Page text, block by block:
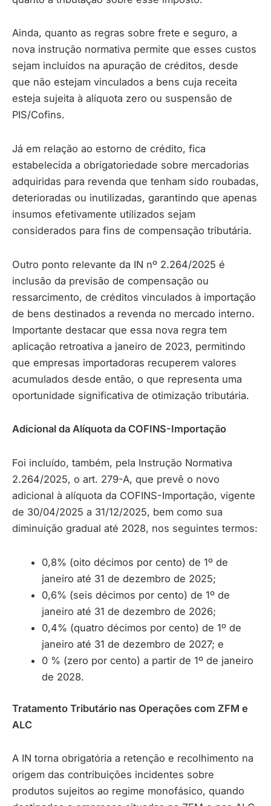
Ainda, quanto as regras sobre frete e seguro, a
nova instrução normativa permite que esses custos
sejam incluídos na apuração de créditos, desde
que não estejam vinculados a bens cuja receita
esteja sujeita à alíquota zero ou suspensão de
PIS/Cofins.
Já em relação ao estorno de crédito, fica
estabelecida a obrigatoriedade sobre mercadorias
adquiridas para revenda que tenham sido roubadas,
deterioradas ou inutilizadas, garantindo que apenas
insumos efetivamente utilizados sejam
considerados para fins de compensação tributária.
Outro ponto relevante da IN nº 2.264/2025 é
inclusão da previsão de compensação ou
ressarcimento, de créditos vinculados à importação
de bens destinados a revenda no mercado interno.
Importante destacar que essa nova regra tem
aplicação retroativa a janeiro de 2023, permitindo
que empresas importadoras recuperem valores
acumulados desde então, o que representa uma
oportunidade significativa de otimização tributária.
Adicional da Alíquota da COFINS-Importação
Foi incluído, também, pela Instrução Normativa
2.264/2025, o art. 279-A, que prevê o novo
adicional à alíquota da COFINS-Importação, vigente
de 30/04/2025 a 31/12/2025, bem como sua
diminuição gradual até 2028, nos seguintes termos:
0,8% (oito décimos por cento) de 1º de
janeiro até 31 de dezembro de 2025;
0,6% (seis décimos por cento) de 1º de
janeiro até 31 de dezembro de 2026;
0,4% (quatro décimos por cento) de 1º de
janeiro até 31 de dezembro de 2027; e
0 % (zero por cento) a partir de 1º de janeiro
de 2028.
Tratamento Tributário nas Operações com ZFM e
ALC
A IN torna obrigatória a retenção e recolhimento na
origem das contribuições incidentes sobre
produtos sujeitos ao regime monofásico, quando